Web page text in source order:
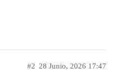
28 Junio, 2026 17:47
#2